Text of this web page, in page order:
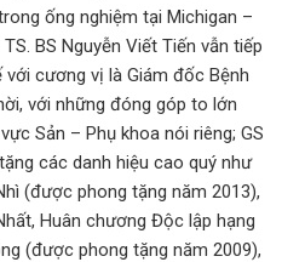
ống nghiệm tại Michigan –
TS. BS Nguyễn Viết Tiến vẫn tiếp
cương vị là Giám đốc Bệnh
với những đóng góp to lớn
Sản – Phụ khoa nói riêng; GS
các danh hiệu cao quý như
(được phong tặng năm 2013),
Huân chương Độc lập hạng
(được phong tặng năm 2009),